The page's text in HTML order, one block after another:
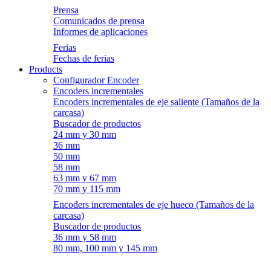
Prensa
Comunicados de prensa
Informes de aplicaciones
Ferias
Fechas de ferias
Products
Configurador Encoder
Encoders incrementales
Encoders incrementales de eje saliente (Tamaños de la
carcasa)
Buscador de productos
24 mm y 30 mm
36 mm
50 mm
58 mm
63 mm y 67 mm
70 mm y 115 mm
Encoders incrementales de eje hueco (Tamaños de la
carcasa)
Buscador de productos
36 mm y 58 mm
80 mm, 100 mm y 145 mm